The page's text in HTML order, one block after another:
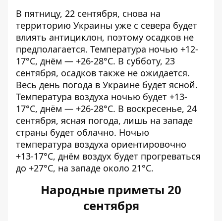
В пятницу, 22 сентября, снова на
территорию Украины уже с севера будет
влиять антициклон, поэтому осадков не
предполагается. Температура ночью +12-
17°С, днём — ​​+26-28°С. В субботу, 23
сентября, осадков также не ожидается.
Весь день погода в Украине будет ясной.
Температура воздуха ночью будет +13-
17°С, днём — ​​+26-28°С. В воскресенье, 24
сентября, ясная погода, лишь на западе
страны будет облачно. Ночью
температура воздуха ориентировочно
+13-17°С, днём ​​воздух будет прогреваться
до +27°С, на западе около 21°С.
Народные приметы 20
сентября